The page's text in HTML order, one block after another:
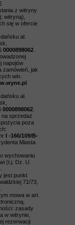
z witryny
witryną),
się w ofercie
al.
0000898062
napojów
zamówień, jak
win.
al.
0000898062.
na sprzedaż
poza
I -166/109/B-
Miasta
wychowaniu
(t.j. Dz. U.
jest punkt
71/73,
mowa w art.
zasady
w witrynie,
rezerwacji